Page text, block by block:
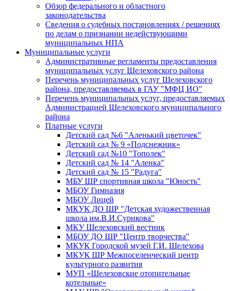
Обзор федерального и областного
законодательства
Сведения о судебных постановлениях / решениях
по делам о признании недействующими
муниципальных НПА
Муниципальные услуги
Административные регламенты предоставления
муниципальных услуг Шелеховского района
Перечень муниципальных услуг Шелеховского
района, предоставляемых в ГАУ "МФЦ ИО"
Перечень муниципальных услуг, предоставляемых
Администрацией Шелеховского муниципального
района
Платные услуги
Детский сад №6 "Аленький цветочек"
Детский сад № 9 «Подснежник»
Детский сад №10 "Тополек"
Детский сад № 14 "Аленка"
Детский сад № 15 "Радуга"
МБУ ШР спортивная школа "Юность"
МБОУ Гимназия
МБОУ Лицей
МКУК ДО ШР "Детская художественная
школа им.В.И.Сурикова"
МКУ Шелеховский вестник
МБОУ ДО ШР "Центр творчества"
МКУК Городской музей Г.И. Шелехова
МКУК ШР Межпоселенческий центр
культурного развития
МУП «Шелеховские отопительные
котельные»